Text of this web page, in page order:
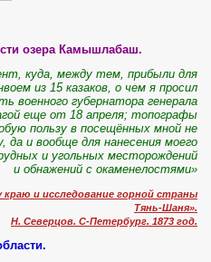
озера Камышлабаш.
куда, между тем, прибыли для
из 15 казаков, о чем я просил
военного губернатора генерала
еще от 18 апреля; топографы
пользу в посещённых мной не
и вообще для нанесения моего
и угольных месторождений
и обнажений с окаменелостями»
и исследование горной страны
Тянь-Шаня».
Н. Северцов. С-Петербург. 1873 год.